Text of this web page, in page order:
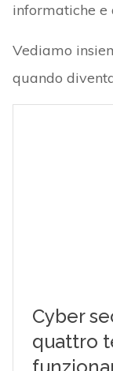
informatiche e
Vediamo
quando